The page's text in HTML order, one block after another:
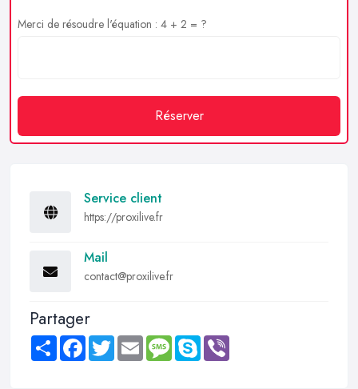
Merci de résoudre l'équation : 4 + 2 = ?
Réserver
Service client
https://proxilive.fr
Mail
contact@proxilive.fr
Partager
Share FacebookTwitter Email MessageSkype